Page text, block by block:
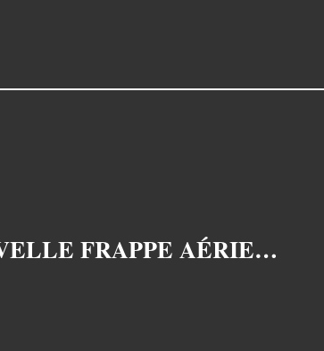
DEUX RAFALE ONT DÉTRUIT DEUX PICK-UP EN IRAK LORS D'UNE NOUVELLE FRAPPE AÉRIENNE